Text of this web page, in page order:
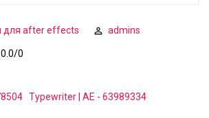
для after effects admins
0.0/0
Typewriter | AE - 63989334